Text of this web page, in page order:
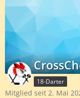
18-Darter
Mitglied seit 2. Mai